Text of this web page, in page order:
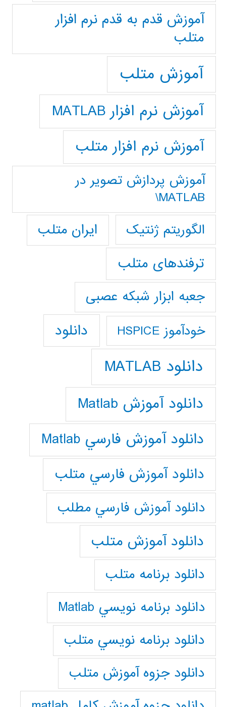
آموزش قدم به قدم نرم افزار
متلب
آموزش متلب
آموزش نرم افزار MATLAB
آموزش نرم افزار متلب
آموزش پردازش تصوير در
MATLAB\
الگوریتم ژنتیک
ایران متلب
ترفندهای متلب
جعبه ابزار شبکه عصبی
خودآموز HSPICE دانلود
دانلود MATLAB
دانلود آموزش Matlab
دانلود آموزش فارسي Matlab
دانلود آموزش فارسي متلب
دانلود آموزش فارسي مطلب
دانلود آموزش متلب
دانلود برنامه متلب
دانلود برنامه نويسي Matlab
دانلود برنامه نويسي متلب
دانلود جزوه آموزش متلب